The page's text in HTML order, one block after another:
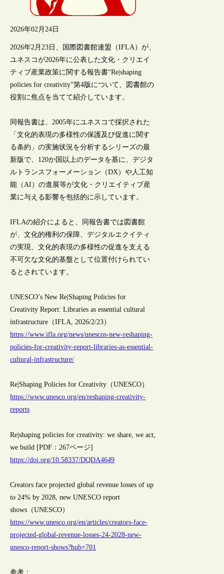
2026年02月24日
2026年2月23日、国際図書館連盟（IFLA）が、
ユネスコが2026年に公表した文化・クリエイ
ティブ産業政策に関する報告書“Re|shaping
policies for creativity”第4版について、図書館の
役割に焦点を当てて紹介しています。
同報告書は、2005年にユネスコで採択された
「文化的表現の多様性の保護及び促進に関す
る条約」の実施状況を分析するシリーズの最
新版で、120か国以上のデータを基に、デジタ
ルトランスフォーメーション（DX）や人工知
能（AI）の進展等が文化・クリエイティブ産
業に与える影響を包括的に示しています。
IFLAの紹介によると、同報告書では図書館
が、文化的権利の保障、デジタルエクイティ
の実現、文化的表現の多様性の促進を支える
不可欠な文化的基盤として位置付けられてい
るとされています。
UNESCO’s New Re|Shaping Policies for
Creativity Report: Libraries as essential cultural
infrastructure（IFLA, 2026/2/23）
https://www.ifla.org/news/unescos-new-reshaping-
policies-for-creativity-report-libraries-as-essential-
cultural-infrastructure/
Re|Shaping Policies for Creativity（UNESCO）
https://www.unesco.org/en/reshaping-creativity-
reports
Re|shaping policies for creativity: we share, we act,
we build [PDF：267ページ]
https://doi.org/10.58337/DQDA4649
Creators face projected global revenue losses of up
to 24% by 2028, new UNESCO report
shows（UNESCO）
https://www.unesco.org/en/articles/creators-face-
projected-global-revenue-losses-24-2028-new-
unesco-report-shows?hub=701
参考：